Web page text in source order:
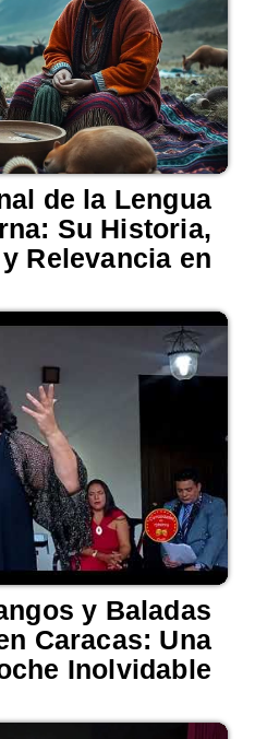
de la Lengua
Su Historia,
Relevancia en...
y Baladas
Caracas: Una
Inolvidable